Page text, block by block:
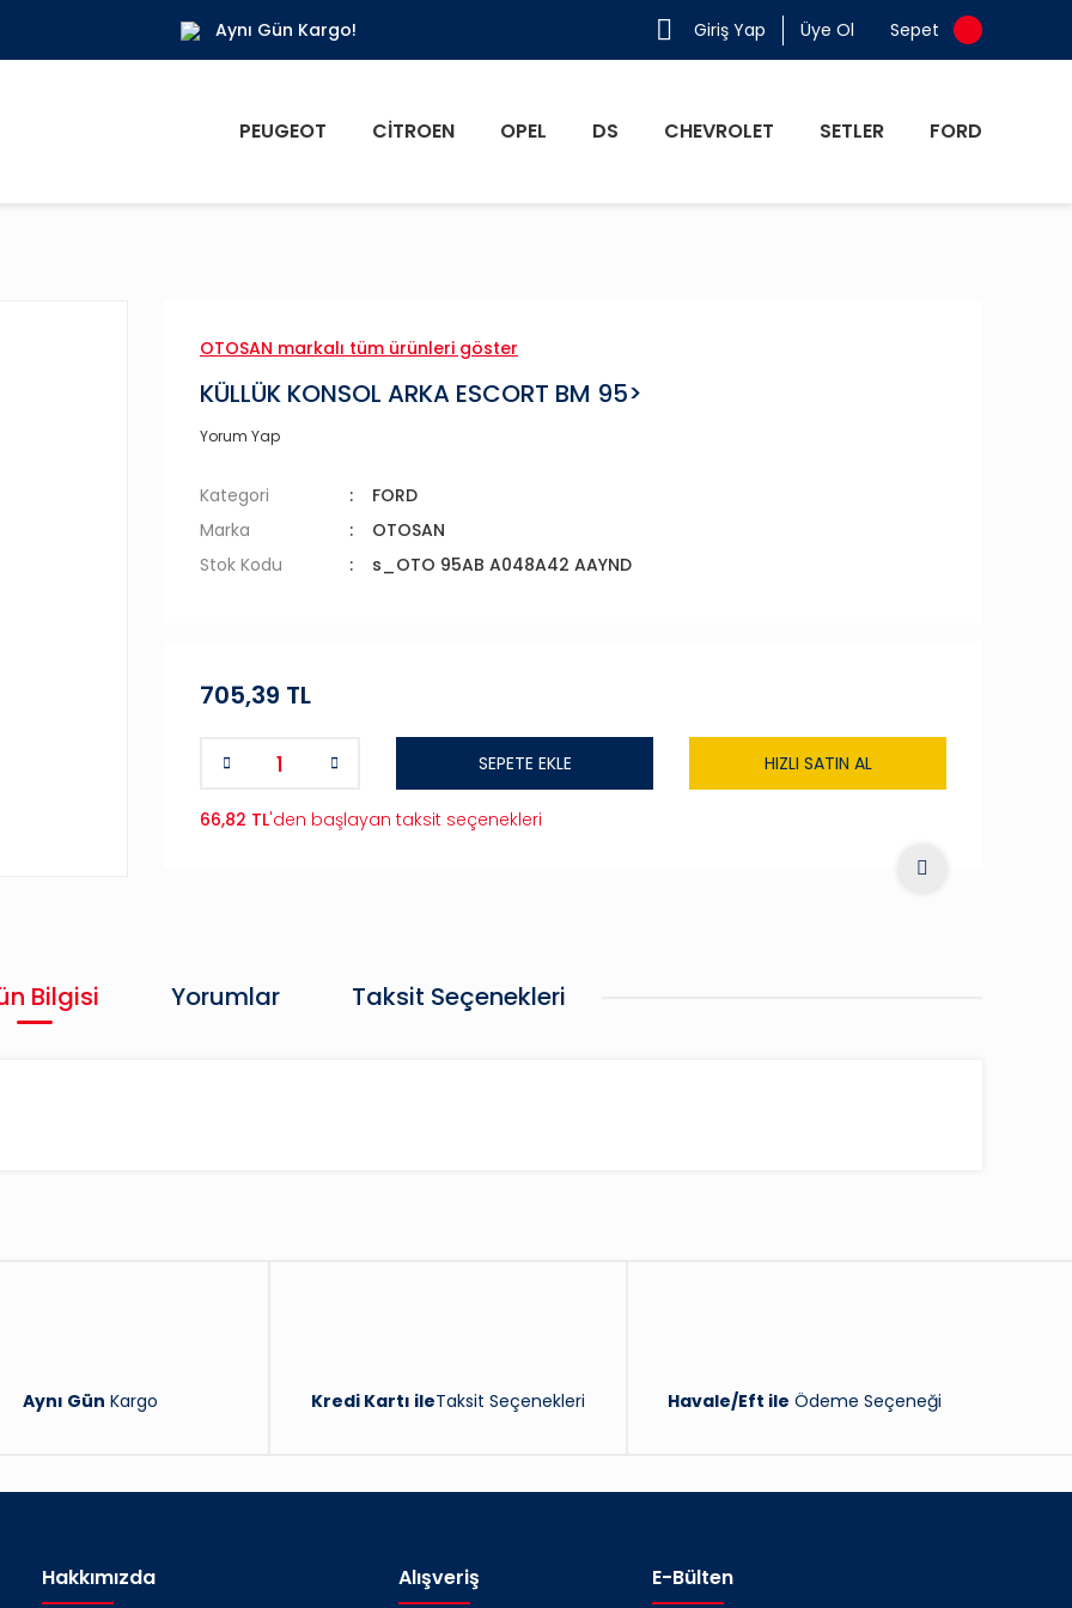
Aynı Gün Kargo! Giriş Yap Üye Ol Sepet
PEUGEOT CITROEN OPEL DS CHEVROLET SETLER FORD
OTOSAN markalı tüm ürünleri göster
KÜLLÜK KONSOL ARKA ESCORT BM 95>
Yorum Yap
Kategori
FORD
Marka
OTOSAN
Stok Kodu
s_OTO 95AB A048A42 AAYND
705,39 TL
SEPETE EKLE HIZLI SATIN AL
66,82 TL'den başlayan taksit seçenekleri
Bilgisi Yorumlar Taksit Seçenekleri
Aynı Gün Kargo Kredi Kartı ileTaksit Seçenekleri Havale/Eft ile Ödeme Seçeneği
Hakkımızda Alışveriş E-Bülten